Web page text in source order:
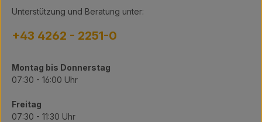
Unterstützung und Beratung unter:
+43 4262 - 2251-0
Montag bis Donnerstag
07:30 - 16:00 Uhr
Freitag
07:30 - 11:30 Uhr